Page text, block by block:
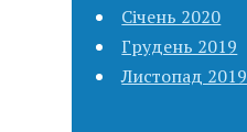
Січень 2020
Грудень 2019
Листопад 2019